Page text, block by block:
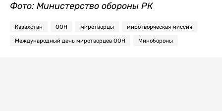
Фото: Министерство обороны РК
Казахстан ООН миротворцы миротворческая миссия
Международный день миротворцев ООН Минобороны